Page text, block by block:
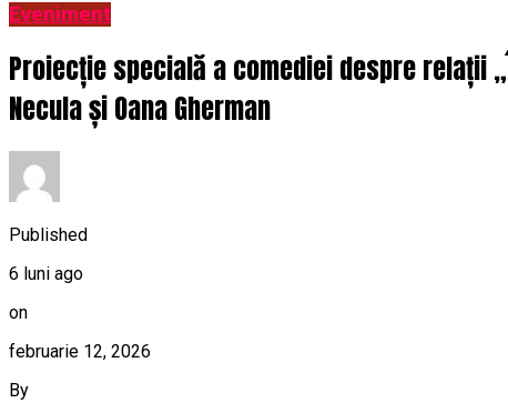
Eveniment
Proiecție specială a comediei despre relații
Necula și Oana Gherman
Published
6 luni ago
on
februarie 12, 2026
By